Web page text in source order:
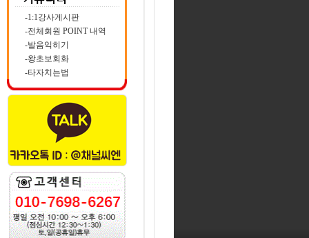
-1:1강사게시판
-전체회원 POINT 내역
-발음익히기
-왕초보회화
-타자치는법